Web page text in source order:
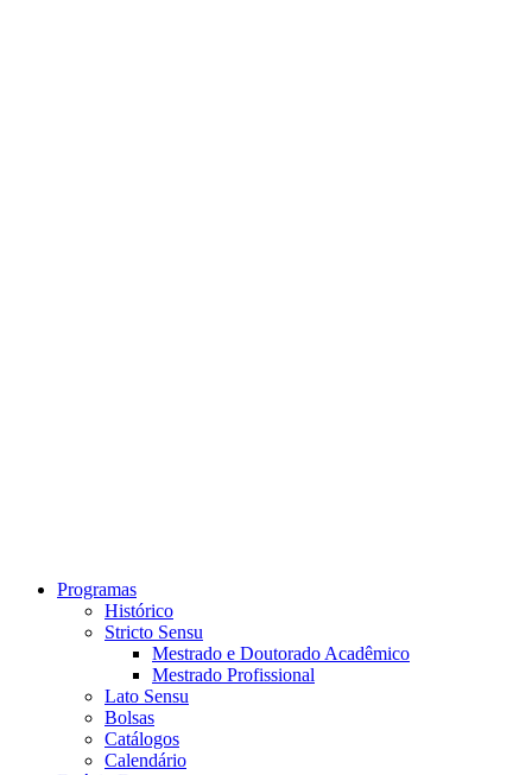
Programas
Histórico
Stricto Sensu
Mestrado e Doutorado Acadêmico
Mestrado Profissional
Lato Sensu
Bolsas
Catálogos
Calendário